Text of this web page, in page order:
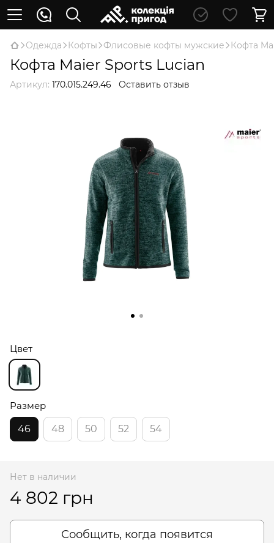
Oдежда Кофты Флисовые кофты мужские Кофта
Кофта Maier Sports Lucian
Артикул: 170.015.249.46 Оставить отзыв
Цвет
Размер
46
48 50 52 54
Нет в наличии
4 802 грн
Сообщить, когда появится